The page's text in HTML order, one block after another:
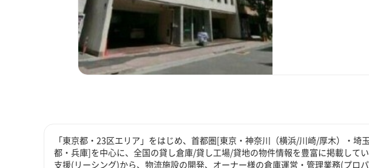
「東京都・23区エリア」をはじめ、首都圏[東京・神奈川（横浜/川崎/厚木）・
都・兵庫]を中心に、全国の貸し倉庫/貸し工場/貸地の物件情報を豊富に掲載して
支援(リーシング)から、物流施設の開発、オーナー様の倉庫運営・管理業務(プロ